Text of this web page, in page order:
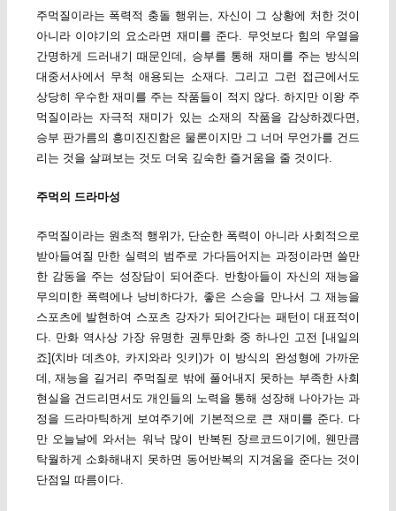
주먹질이라는 폭력적 충돌 행위는, 자신이 그 상황에 처한 것이
아니라 이야기의 요소라면 재미를 준다. 무엇보다 힘의 우열을
간명하게 드러내기 때문인데, 승부를 통해 재미를 주는 방식의
대중서사에서 무척 애용되는 소재다. 그리고 그런 접근에서도
상당히 우수한 재미를 주는 작품들이 적지 않다. 하지만 이왕 주
먹질이라는 자극적 재미가 있는 소재의 작품을 감상하겠다면,
승부 판가름의 흥미진진함은 물론이지만 그 너머 무언가를 건드
리는 것을 살펴보는 것도 더욱 깊숙한 즐거움을 줄 것이다.
주먹의 드라마성
주먹질이라는 원초적 행위가, 단순한 폭력이 아니라 사회적으로
받아들여질 만한 실력의 범주로 가다듬어지는 과정이라면 쓸만
한 감동을 주는 성장담이 되어준다. 반항아들이 자신의 재능을
무의미한 폭력에나 낭비하다가, 좋은 스승을 만나서 그 재능을
스포츠에 발현하여 스포츠 강자가 되어간다는 패턴이 대표적이
다. 만화 역사상 가장 유명한 권투만화 중 하나인 고전 [내일의
죠](치바 데츠야, 카지와라 잇키)가 이 방식의 완성형에 가까운
데, 재능을 길거리 주먹질로 밖에 풀어내지 못하는 부족한 사회
현실을 건드리면서도 개인들의 노력을 통해 성장해 나아가는 과
정을 드라마틱하게 보여주기에 기본적으로 큰 재미를 준다. 다
만 오늘날에 와서는 워낙 많이 반복된 장르코드이기에, 웬만큼
탁월하게 소화해내지 못하면 동어반복의 지겨움을 준다는 것이
단점일 따름이다.